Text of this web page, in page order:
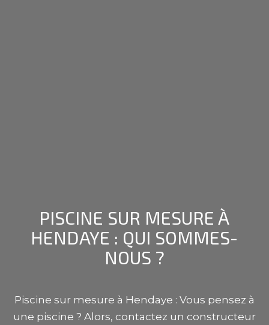
PISCINE SUR MESURE À
HENDAYE : QUI SOMMES-
NOUS ?
Piscine sur mesure à Hendaye : Vous pensez à
une piscine ? Alors, contactez un constructeur